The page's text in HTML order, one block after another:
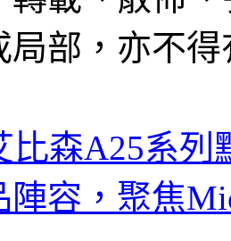
局部，亦不
比森A25系列
陣容，聚焦